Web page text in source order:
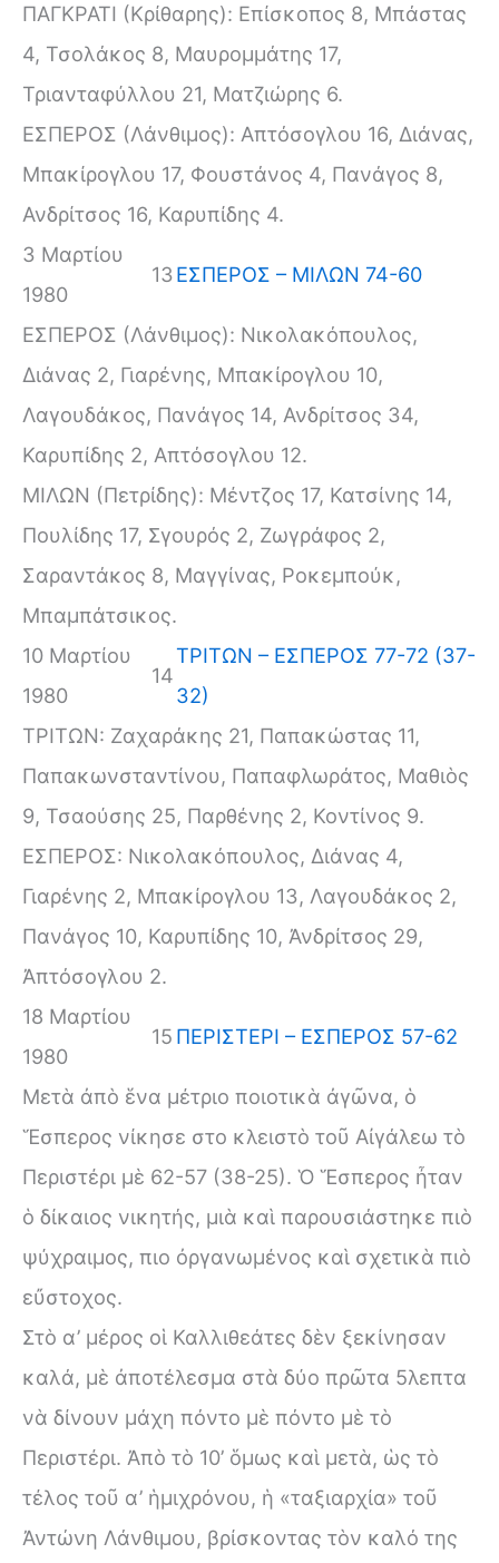
ΠΑΓΚΡΑΤΙ (Κρίθαρης): Επίσκοπος 8, Μπάστας
4, Τσολάκος 8, Μαυρομμάτης 17,
Τριανταφύλλου 21, Ματζιώρης 6.
ΕΣΠΕΡΟΣ (Λάνθιμος): Απτόσογλου 16, Διάνας,
Μπακίρογλου 17, Φουστάνος 4, Πανάγος 8,
Ανδρίτσος 16, Καρυπίδης 4.
3 Μαρτίου
1980
13ΕΣΠΕΡΟΣ – ΜΙΛΩΝ 74-60
ΕΣΠΕΡΟΣ (Λάνθιμος): Νικολακόπουλος,
Διάνας 2, Γιαρένης, Μπακίρογλου 10,
Λαγουδάκος, Πανάγος 14, Ανδρίτσος 34,
Καρυπίδης 2, Απτόσογλου 12.
ΜΙΛΩΝ (Πετρίδης): Μέντζος 17, Κατσίνης 14,
Πουλίδης 17, Σγουρός 2, Ζωγράφος 2,
Σαραντάκος 8, Μαγγίνας, Ροκεμπούκ,
Μπαμπάτσικος.
10 Μαρτίου
1980
14
ΤΡΙΤΩΝ – ΕΣΠΕΡΟΣ 77-72 (37-
32)
ΤΡΙΤΩΝ: Ζαχαράκης 21, Παπακώστας 11,
Παπακωνσταντίνου, Παπαφλωράτος, Μαθιὸς
9, Τσαούσης 25, Παρθένης 2, Κοντίνος 9.
ΕΣΠΕΡΟΣ: Νικολακόπουλος, Διάνας 4,
Γιαρένης 2, Μπακίρογλου 13, Λαγουδάκος 2,
Πανάγος 10, Καρυπίδης 10, Ἀνδρίτσος 29,
Ἀπτόσογλου 2.
18 Μαρτίου
1980
15 ΠΕΡΙΣΤΕΡΙ – ΕΣΠΕΡΟΣ 57-62
Μετὰ ἀπὸ ἕνα μέτριο ποιοτικὰ ἀγῶνα, ὁ
Ἕσπερος νίκησε στο κλειστὸ τοῦ Αἰγάλεω τὸ
Περιστέρι μὲ 62-57 (38-25). Ὁ Ἕσπερος ἦταν
ὁ δίκαιος νικητής, μιὰ καὶ παρουσιάστηκε πιὸ
ψύχραιμος, πιο ὀργανωμένος καὶ σχετικὰ πιὸ
εὔστοχος.
Στὸ α’ μέρος οἱ Καλλιθεάτες δὲν ξεκίνησαν
καλά, μὲ ἀποτέλεσμα στὰ δύο πρῶτα 5λεπτα
νὰ δίνουν μάχη πόντο μὲ πόντο μὲ τὸ
Περιστέρι. Ἀπὸ τὸ 10’ ὅμως καὶ μετὰ, ὡς τὸ
τέλος τοῦ α’ ἡμιχρόνου, ἡ «ταξιαρχία» τοῦ
Ἀντώνη Λάνθιμου, βρίσκοντας τὸν καλό της